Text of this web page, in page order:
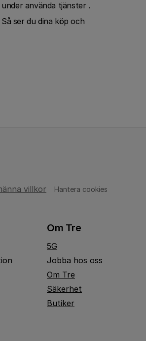
använda tjänster .
ser du dina köp och
villkor Hantera cookies
Om Tre
5G
Jobba hos oss
Om Tre
Säkerhet
Butiker